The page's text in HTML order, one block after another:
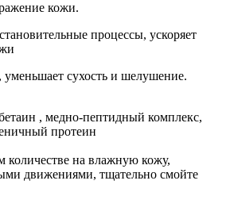
кожи.
процессы, ускоряет
уменьшает сухость и шелушение.
, медно-пептидный комплекс,
протеин
количестве на влажную кожу,
движениями, тщательно смойте